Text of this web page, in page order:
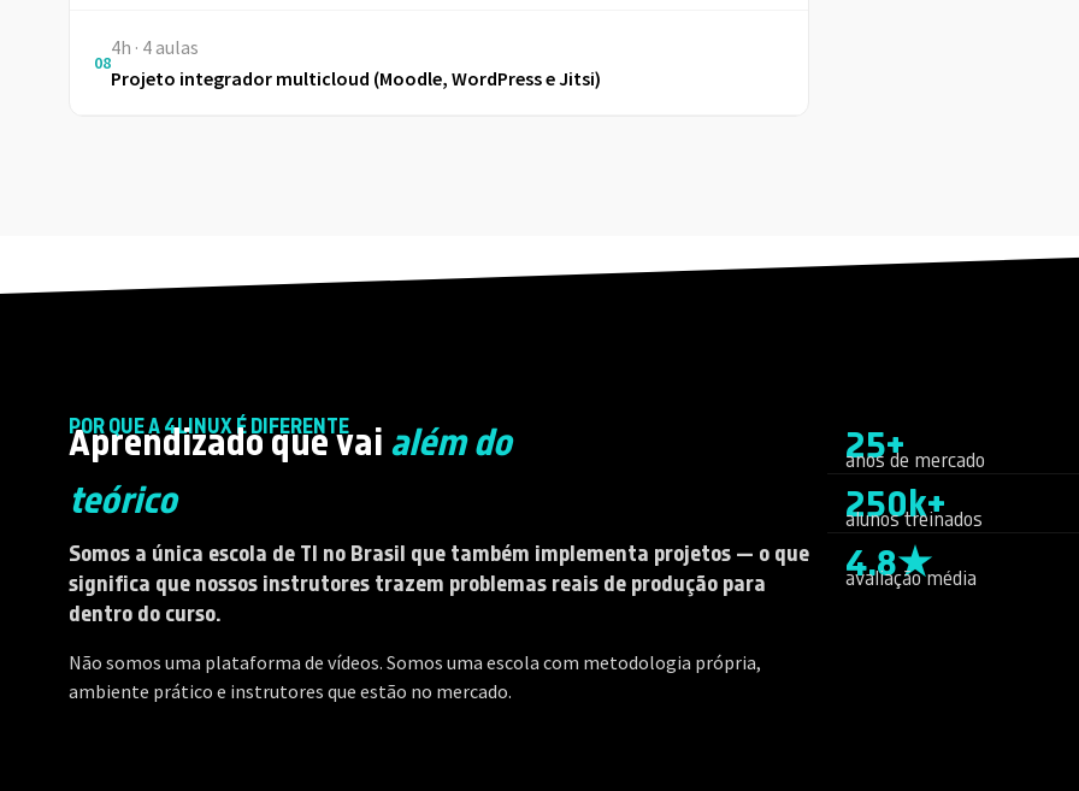
08
4h · 4 aulas
Projeto integrador multicloud (Moodle, WordPress e Jitsi)
POR QUE A 4LINUX É DIFERENTE
Aprendizado que vaialém do
teórico
Somos a única escola de TI no Brasil que também implementa projetos — o que
significa que nossos instrutores trazem problemas reais de produção para
dentro do curso.
Não somos uma plataforma de vídeos. Somos uma escola com metodologia própria,
ambiente prático e instrutores que estão no mercado.
25+
anos de mercado
250k+
alunos treinados
4.8★
avaliação média